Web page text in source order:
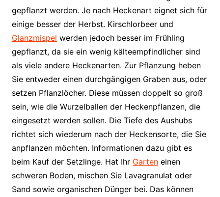
gepflanzt werden. Je nach Heckenart eignet sich für
einige besser der Herbst. Kirschlorbeer und
Glanzmispel werden jedoch besser im Frühling
gepflanzt, da sie ein wenig kälteempfindlicher sind
als viele andere Heckenarten. Zur Pflanzung heben
Sie entweder einen durchgängigen Graben aus, oder
setzen Pflanzlöcher. Diese müssen doppelt so groß
sein, wie die Wurzelballen der Heckenpflanzen, die
eingesetzt werden sollen. Die Tiefe des Aushubs
richtet sich wiederum nach der Heckensorte, die Sie
anpflanzen möchten. Informationen dazu gibt es
beim Kauf der Setzlinge. Hat Ihr Garteneinen
schweren Boden, mischen Sie Lavagranulat oder
Sand sowie organischen Dünger bei. Das können